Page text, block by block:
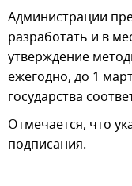
Администрации
разработать и в
утверждение
ежегодно, до 1
государства
Отмечается, что
подписания.